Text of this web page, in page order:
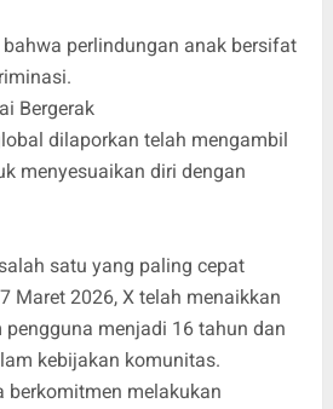
perlindungan anak bersifat
Bergerak
dilaporkan telah mengambil
menyesuaikan diri dengan
satu yang paling cepat
Maret 2026, X telah menaikkan
menjadi 16 tahun dan
kebijakan komunitas.
berkomitmen melakukan